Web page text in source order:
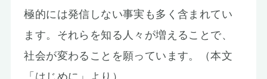
極的には発信しない事実も多く含まれてい
ます。それらを知る人々が増えることで、
社会が変わることを願っています。（本文
「はじめに」より）